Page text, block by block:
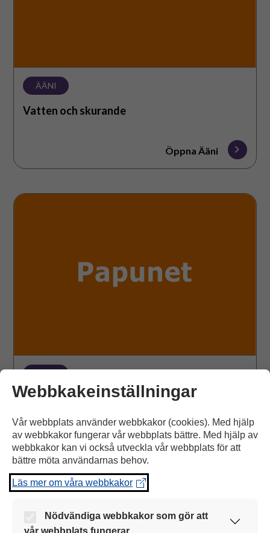
ÄÄNI
Vatten och skurande
Öppna Ääni
Dammsugare
Dammsugare
Öppna Ääni
Skura
vatten
Webbkakeinställningar
Vår webbplats använder webbkakor (cookies). Med hjälp
av webbkakor fungerar vår webbplats bättre. Med hjälp av
webbkakor kan vi också utveckla vår webbplats för att
bättre möta användarnas behov.
Läs mer om våra webbkakor
Nödvändiga webbkakor som gör att
vår webbplats fungerar.